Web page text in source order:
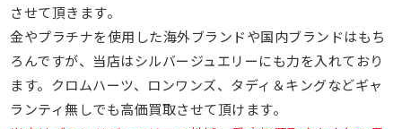
させて頂きます。
金やプラチナを使用した海外ブランドや国内ブランドはもち
ろんですが、当店はシルバージュエリーにも力を入れており
ます。クロムハーツ、ロンワンズ、タディ＆キングなどギャ
ランティ無しでも高価買取させて頂けます。